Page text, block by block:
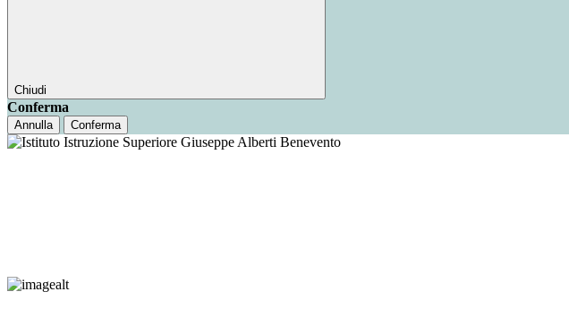
Chiudi
Conferma
Annulla Conferma